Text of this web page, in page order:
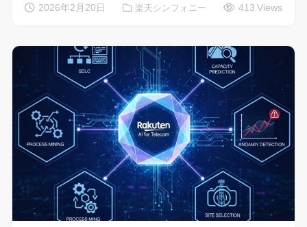
2026年2月20日 楽天シンフォニー 413 Views